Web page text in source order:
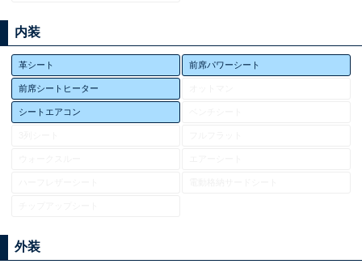
内装
革シート 前席パワーシート
前席シートヒーター
シートエアコン
外装